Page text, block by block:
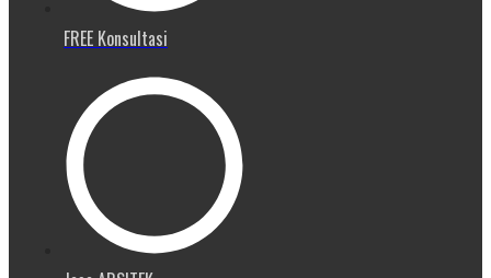
FREE Konsultasi